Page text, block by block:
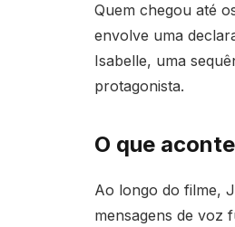
Quem chegou até
envolve uma
Isabelle, uma
protagonista.
O que
Ao longo do filme,
mensagens de voz